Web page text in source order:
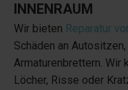
INNENRAUM
Wir bieten Reparatur
Schäden an
Armaturenbrettern. Wir
Löcher, Risse oder